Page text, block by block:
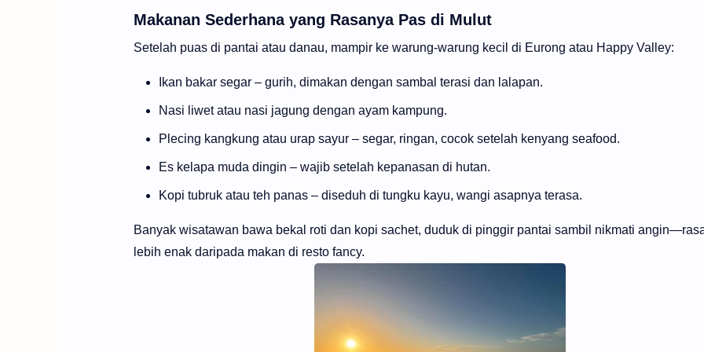
Makanan Sederhana yang Rasanya Pas di Mulut
Setelah puas di pantai atau danau, mampir ke warung-warung kecil di Eurong atau Happy Valley:
Ikan bakar segar – gurih, dimakan dengan sambal terasi dan lalapan.
Nasi liwet atau nasi jagung dengan ayam kampung.
Plecing kangkung atau urap sayur – segar, ringan, cocok setelah kenyang seafood.
Es kelapa muda dingin – wajib setelah kepanasan di hutan.
Kopi tubruk atau teh panas – diseduh di tungku kayu, wangi asapnya terasa.
Banyak wisatawan bawa bekal roti dan kopi sachet, duduk di pinggir pantai sambil nikmati
lebih enak daripada makan di resto fancy.